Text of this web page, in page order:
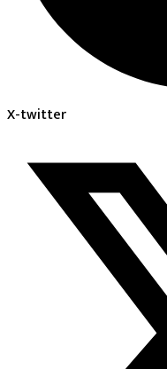
X-twitter